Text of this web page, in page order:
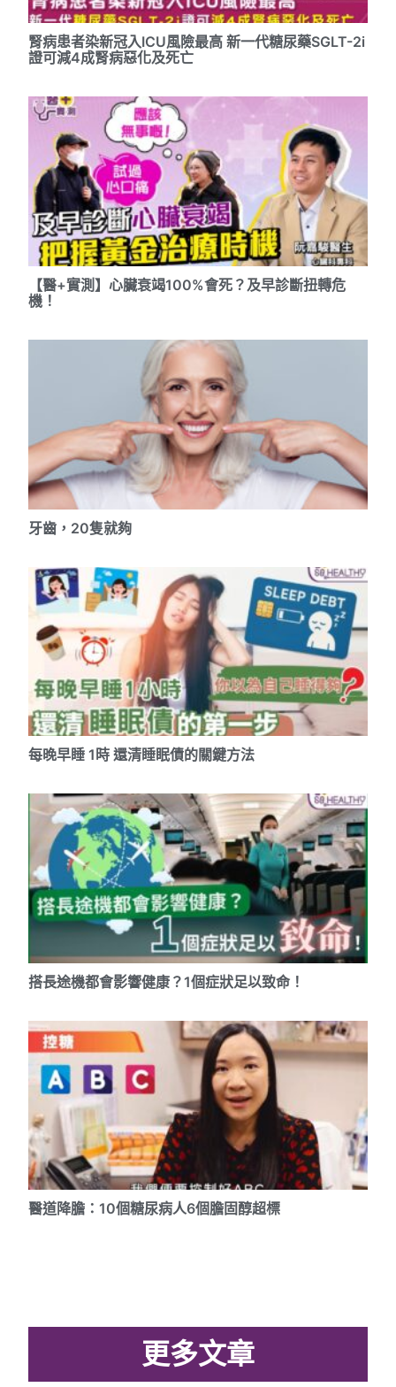
腎病患者染新冠入ICU風險最高 新一代糖尿藥SGLT-2i
證可減4成腎病惡化及死亡
【醫+實測】心臟衰竭100%會死？及早診斷扭轉危
機！
牙齒，20隻就夠
每晚早睡 1時 還清睡眠債的關鍵方法
搭長途機都會影響健康？1個症狀足以致命！
醫道降膽：10個糖尿病人6個膽固醇超標
更多文章